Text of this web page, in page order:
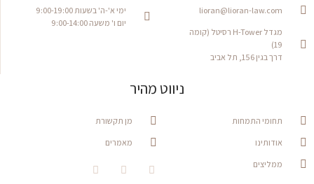
lioran@lioran-law.com
מגדל H-Tower רסיטל (קומה
19)
דרך בגין 156, תל אביב
ימי א'-ה' בשעות 9:00-19:00
יום ו' משעה 9:00-14:00
ניווט מהיר
תחומי התמחות
אודותינו
ממליצים
מן תקשורת
מאמרים